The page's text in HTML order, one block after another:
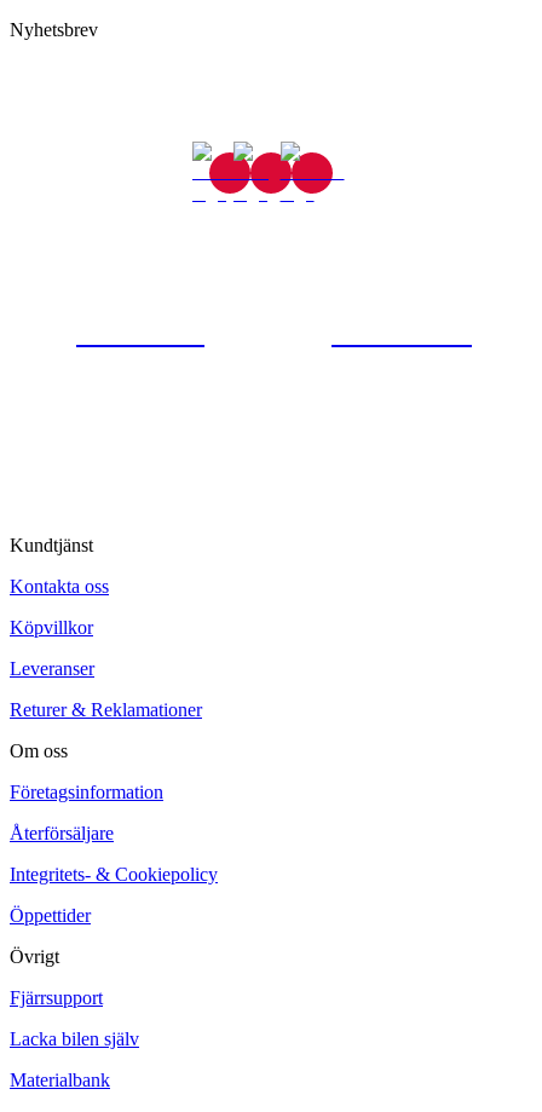
Nyhetsbrev
Kundtjänst
Kontakta oss
Köpvillkor
Leveranser
Returer & Reklamationer
Om oss
Företagsinformation
Återförsäljare
Integritets- & Cookiepolicy
Öppettider
Övrigt
Fjärrsupport
Lacka bilen själv
Materialbank